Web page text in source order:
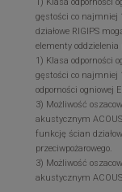
gęstości co najmniej
działowe RIGIPS
elementy oddzielenia
1) Klasa odporności
gęstości co najmniej
odporności ogniowej
3) Możliwość
akustycznym ACOUS
funkcję ścian
przeciwpożarowego.
3) Możliwość
akustycznym ACOUS